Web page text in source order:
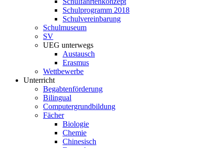
Schulprogramm 2018
Schulvereinbarung
Schulmuseum
SV
UEG unterwegs
Austausch
Erasmus
Wettbewerbe
Unterricht
Begabtenförderung
Bilingual
Computergrundbildung
Fächer
Biologie
Chemie
Chinesisch